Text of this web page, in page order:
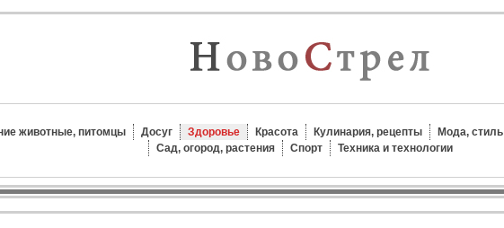
животные, питомцы Досуг Здоровье Красота Кулинария, рецепты Мода, стиль
Сад, огород, растения
Спорт Техника и технологии